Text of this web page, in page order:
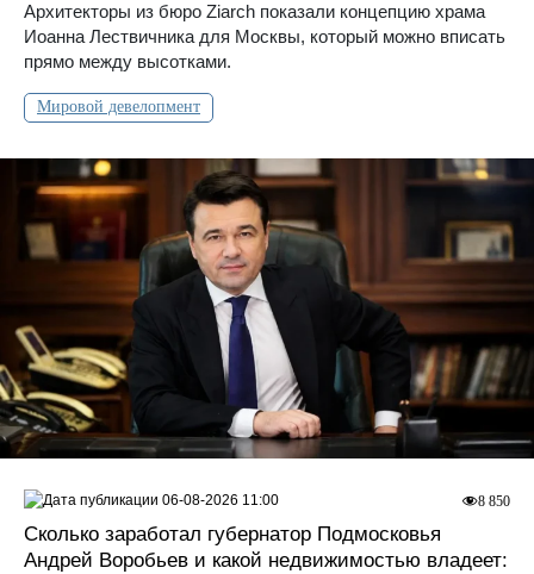
Архитекторы из бюро Ziarch показали концепцию храма
Иоанна Лествичника для Москвы, который можно вписать
прямо между высотками.
Мировой девелопмент
Сколько заработал губернатор Подмосковья
Андрей Воробьев и какой недвижимостью владеет:
8 850
06-08-2026 11:00